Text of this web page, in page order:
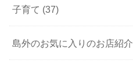
子育て (37)
島外のお気に入りのお店紹介